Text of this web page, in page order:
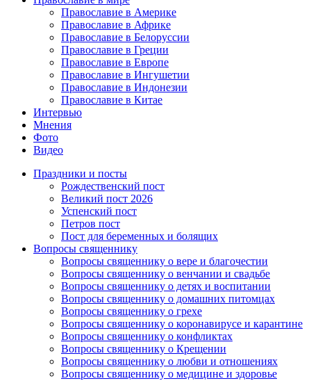
Православие в Америке
Православие в Африке
Православие в Белоруссии
Православие в Греции
Православие в Европе
Православие в Ингушетии
Православие в Индонезии
Православие в Китае
Интервью
Мнения
Фото
Видео
Праздники и посты
Рождественский пост
Великий пост 2026
Успенский пост
Петров пост
Пост для беременных и болящих
Вопросы священнику
Вопросы священнику о вере и благочестии
Вопросы священнику о венчании и свадьбе
Вопросы священнику о детях и воспитании
Вопросы священнику о домашних питомцах
Вопросы священнику о грехе
Вопросы священнику о коронавирусе и карантине
Вопросы священнику о конфликтах
Вопросы священнику о Крещении
Вопросы священнику о любви и отношениях
Вопросы священнику о медицине и здоровье